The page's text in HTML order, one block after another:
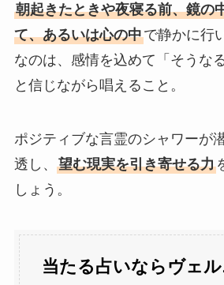
朝起きたときや夜寝る前、鏡の
て、あるいは心の中で静かに行
なのは、感情を込めて「そうな
と信じながら唱えること。
ポジティブな言霊のシャワーが
透し、 望む現実を引き寄せる力
しょう。
当たる占いならヴェ